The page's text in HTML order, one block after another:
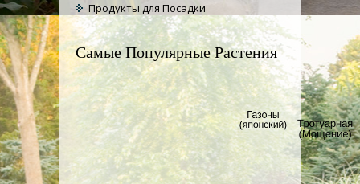
Продукты для Посадки
Самые Популярные Растения